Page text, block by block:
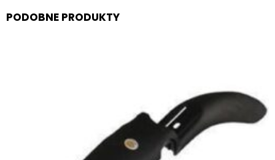
PODOBNE PRODUKTY